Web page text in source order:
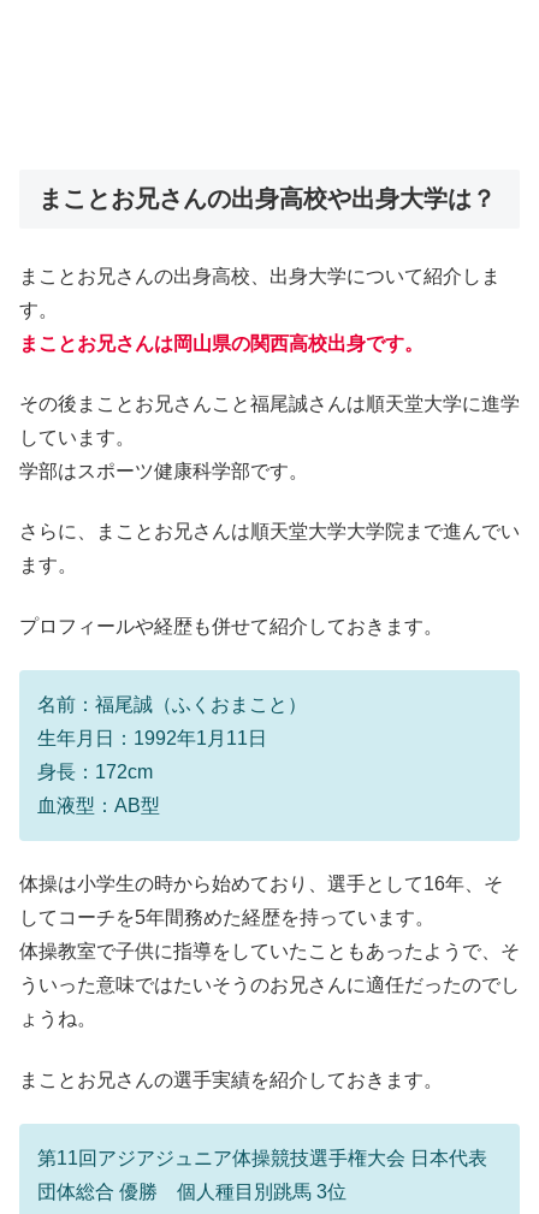
まことお兄さんの出身高校や出身大学は？
まことお兄さんの出身高校、出身大学について紹介しま
す。
まことお兄さんは岡山県の関西高校出身です。
その後まことお兄さんこと福尾誠さんは順天堂大学に進学
しています。
学部はスポーツ健康科学部です。
さらに、まことお兄さんは順天堂大学大学院まで進んでい
ます。
プロフィールや経歴も併せて紹介しておきます。
名前：福尾誠（ふくおまこと）
生年月日：1992年1月11日
身長：172cm
血液型：AB型
体操は小学生の時から始めており、選手として16年、そ
してコーチを5年間務めた経歴を持っています。
体操教室で子供に指導をしていたこともあったようで、そ
ういった意味ではたいそうのお兄さんに適任だったのでし
ょうね。
まことお兄さんの選手実績を紹介しておきます。
第11回アジアジュニア体操競技選手権大会 日本代表
団体総合 優勝 個人種目別跳馬 3位